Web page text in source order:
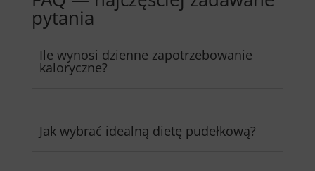
pytania
Ile wynosi dzienne zapotrzebowanie
kaloryczne?
Jak wybrać idealną dietę pudełkową?